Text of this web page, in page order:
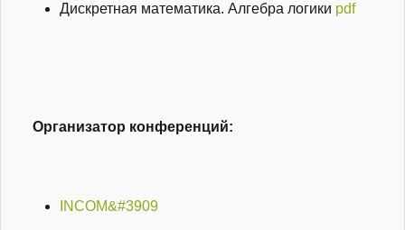
Дискретная математика. Алгебра логики pdf
Организатор конференций:
INCOM&#3909